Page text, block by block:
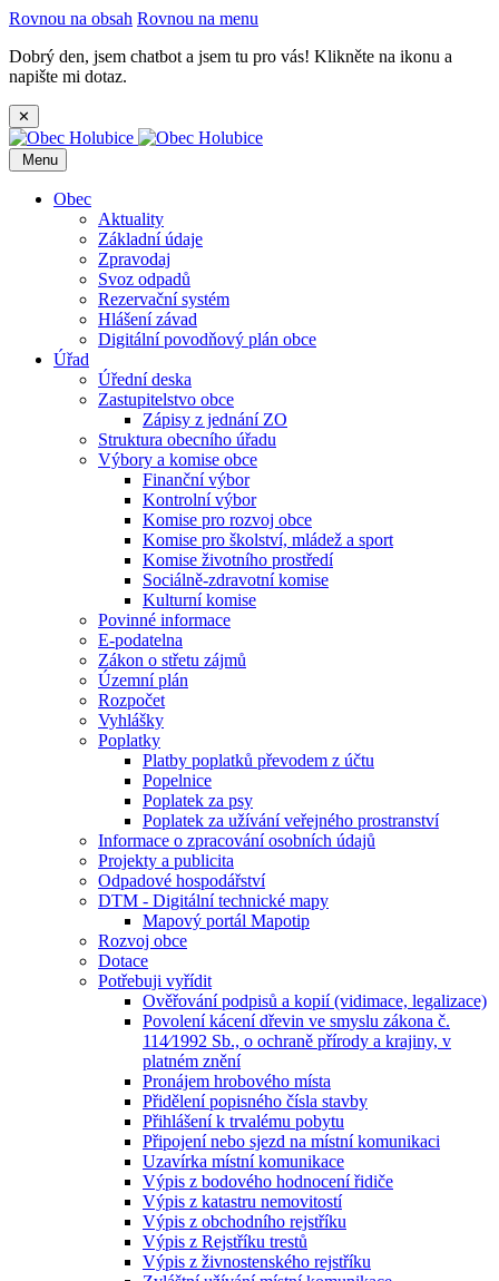
Rovnou na obsah Rovnou na menu
Dobrý den, jsem chatbot a jsem tu pro vás! Klikněte na ikonu a
napište mi dotaz.
✕
Menu
Obec
Aktuality
Základní údaje
Zpravodaj
Svoz odpadů
Rezervační systém
Hlášení závad
Digitální povodňový plán obce
Úřad
Úřední deska
Zastupitelstvo obce
Zápisy z jednání ZO
Struktura obecního úřadu
Výbory a komise obce
Finanční výbor
Kontrolní výbor
Komise pro rozvoj obce
Komise pro školství, mládež a sport
Komise životního prostředí
Sociálně-zdravotní komise
Kulturní komise
Povinné informace
E-podatelna
Zákon o střetu zájmů
Územní plán
Rozpočet
Vyhlášky
Poplatky
Platby poplatků převodem z účtu
Popelnice
Poplatek za psy
Poplatek za užívání veřejného prostranství
Informace o zpracování osobních údajů
Projekty a publicita
Odpadové hospodářství
DTM - Digitální technické mapy
Mapový portál Mapotip
Rozvoj obce
Dotace
Potřebuji vyřídit
Ověřování podpisů a kopií (vidimace, legalizace)
Povolení kácení dřevin ve smyslu zákona č.
114⁄1992 Sb., o ochraně přírody a krajiny, v
platném znění
Pronájem hrobového místa
Přidělení popisného čísla stavby
Přihlášení k trvalému pobytu
Připojení nebo sjezd na místní komunikaci
Uzavírka místní komunikace
Výpis z bodového hodnocení řidiče
Výpis z katastru nemovitostí
Výpis z obchodního rejstříku
Výpis z Rejstříku trestů
Výpis z živnostenského rejstříku